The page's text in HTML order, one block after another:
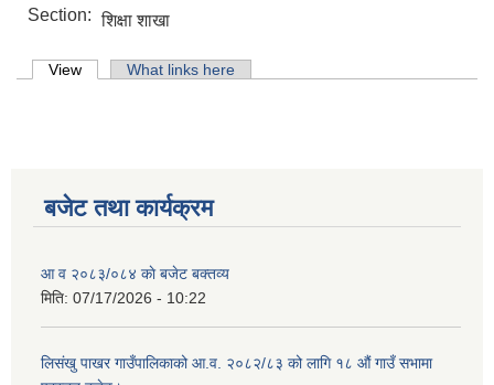
Section: शिक्षा शाखा
Primary tabs
View (active tab)What links here
बजेट तथा कार्यक्रम
आ व २०८३/०८४ काे बजेट बक्तव्य
मिति: 07/17/2026 - 10:22
लिसंखु पाखर गाउँपालिकाको आ.व. २०८२/८३ को लागि १८ औं गाउँ सभामा